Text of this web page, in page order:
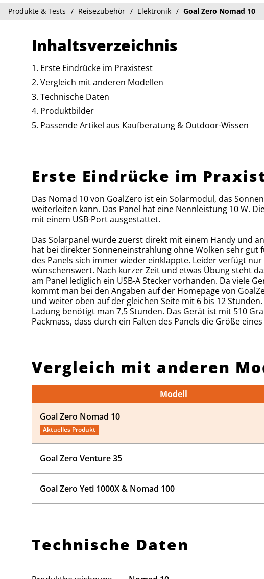
Produkte & Tests Reisezubehör Elektronik Goal Zero Nomad 10
Inhaltsverzeichnis
Erste Eindrücke im Praxistest
Vergleich mit anderen Modellen
Technische Daten
Produktbilder
Passende Artikel aus Kaufberatung & Outdoor-Wissen
Erste Eindrücke im
Das Nomad 10 von GoalZero ist ein Solarmodul, das
weiterleiten kann. Das Panel hat eine Nennleistung 10 W.
mit einem USB-Port ausgestattet.
Das Solarpanel wurde zuerst direkt mit einem Handy und
hat bei direkter Sonneneinstrahlung ohne Wolken sehr gut
des Panels sich immer wieder einklappte. Leider verfügt
wünschenswert. Nach kurzer Zeit und etwas Übung steht
am Panel lediglich ein USB-A Stecker vorhanden. Da viele
kommt man bei den Angaben auf der Homepage von
und weiter oben auf der gleichen Seite mit 6 bis 12
Ladung benötigt man 7,5 Stunden. Das Gerät ist mit 510
Packmass, dass durch ein Falten des Panels die Größe
Vergleich mit anderen
Modell
Goal Zero Nomad 10
Aktuelles Produkt
Goal Zero Venture 35
Goal Zero Yeti 1000X & Nomad 100
Technische Daten